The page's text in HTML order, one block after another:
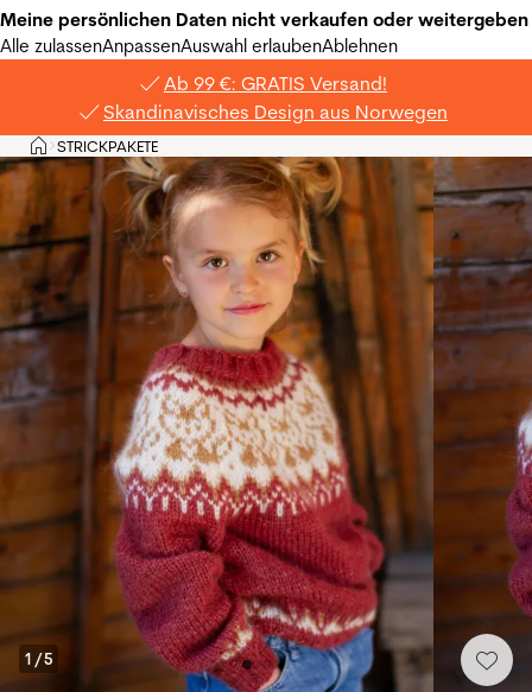
Meine persönlichen Daten nicht verkaufen oder weitergeben
Alle zulassenAnpassenAuswahl erlaubenAblehnen
Ab 99 €: GRATIS Versand!
Skandinavisches Design aus Norwegen
Privat
>STRICKPAKETE
1 /5